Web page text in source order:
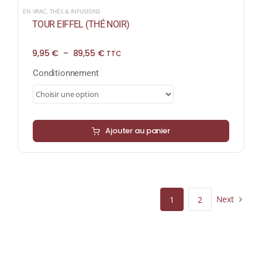
EN VRAC, THÉS & INFUSIONS
TOUR EIFFEL (THÉ NOIR)
9,95 € – 89,55 €Plage
TTC
Conditionnement
Ajouter au panier
1 2 Next